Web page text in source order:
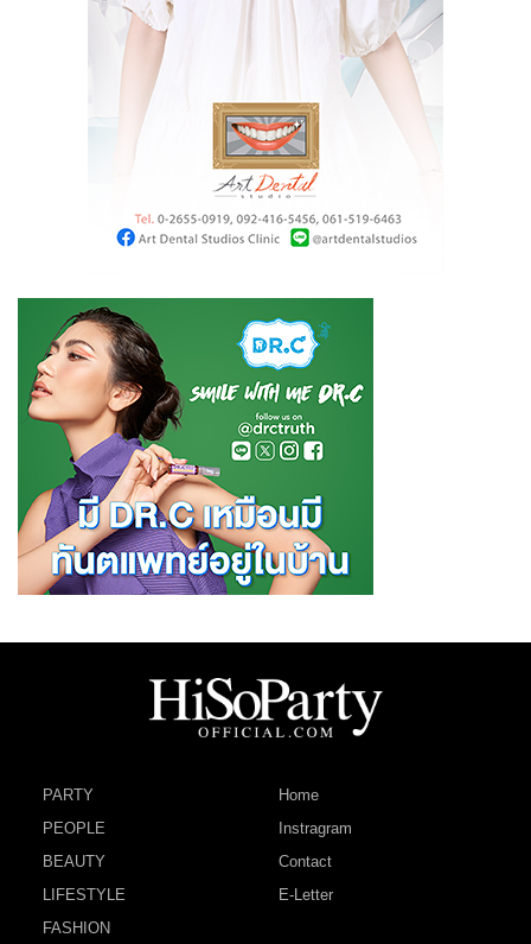
PARTY
PEOPLE
BEAUTY
LIFESTYLE
FASHION
Home
Instragram
Contact
E-Letter